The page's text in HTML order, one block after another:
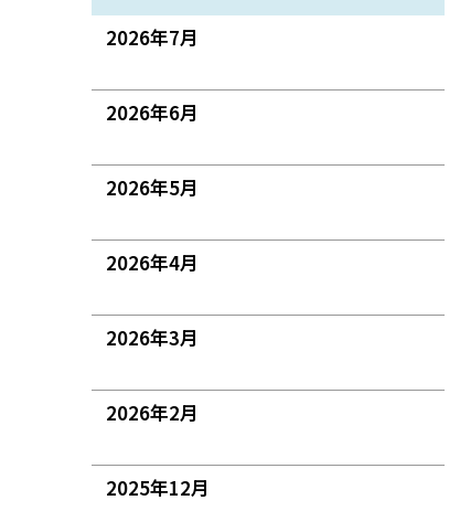
2026年7月
2026年6月
2026年5月
2026年4月
2026年3月
2026年2月
2025年12月